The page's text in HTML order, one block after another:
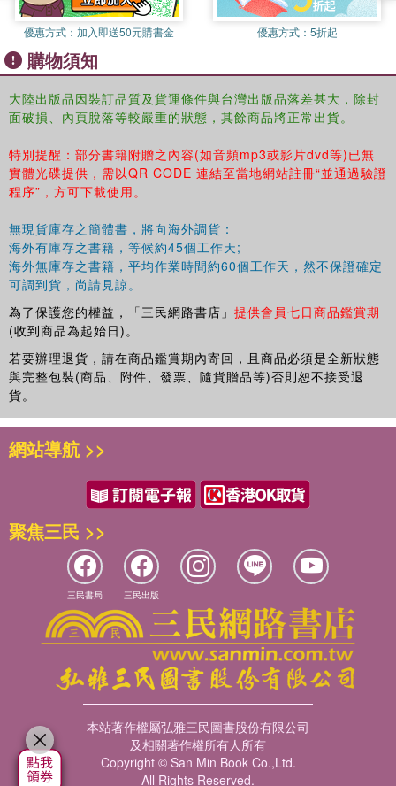
優惠方式： 加入即送50元購書金 優惠方式： 5折起
購物須知
大陸出版品因裝訂品質及貨運條件與台灣出版品落差甚大，除封
面破損、內頁脫落等較嚴重的狀態，其餘商品將正常出貨。
特別提醒：部分書籍附贈之內容(如音頻mp3或影片dvd等)已無
實體光碟提供，需以QR CODE 連結至當地網站註冊“並通過驗證
程序”，方可下載使用。
無現貨庫存之簡體書，將向海外調貨：
海外有庫存之書籍，等候約45個工作天;
海外無庫存之書籍，平均作業時間約60個工作天，然不保證確定
可調到貨，尚請見諒。
為了保護您的權益，「三民網路書店」 提供會員七日商品鑑賞期
(收到商品為起始日)。
若要辦理退貨，請在商品鑑賞期內寄回，且商品必須是全新狀態
與完整包裝(商品、附件、發票、隨貨贈品等)否則恕不接受退
貨。
網站導航 >>
聚焦三民 >>
三民書局 三民出版
本站著作權屬弘雅三民圖書股份有限公司
及相關著作權所有人所有
Copyright © San Min Book Co.,Ltd.
All Rights Reserved.